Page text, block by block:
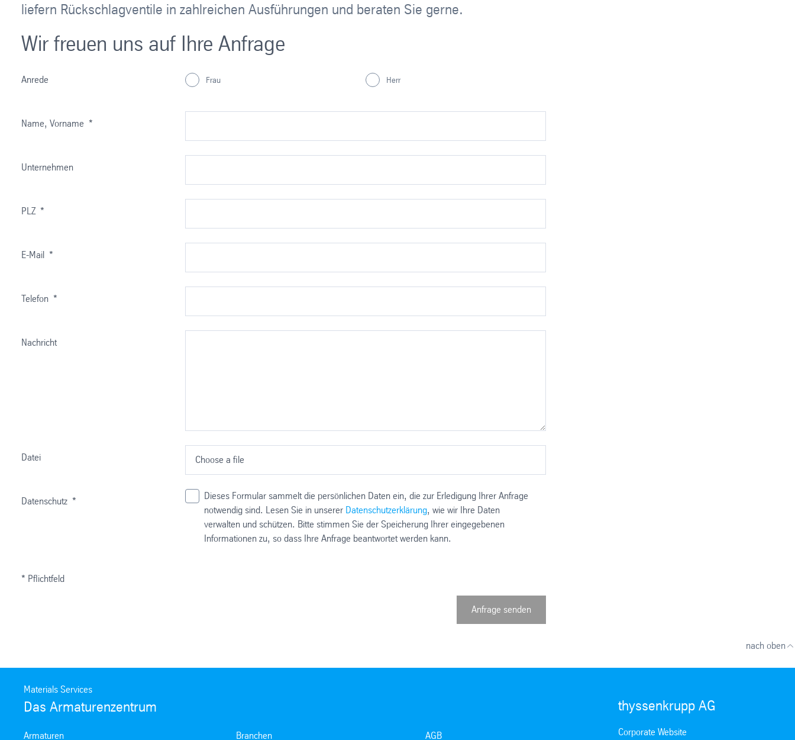
liefern Rückschlagventile in zahlreichen Ausführungen und beraten Sie gerne.
Wir freuen uns auf Ihre Anfrage
Anrede Frau Herr
Name, Vorname *
Unternehmen
PLZ *
E-Mail *
Telefon *
Nachricht
Datei Choose a file
Datenschutz *
Dieses Formular sammelt die persönlichen Daten ein, die zur Erledigung Ihrer Anfrage
notwendig sind. Lesen Sie in unserer Datenschutzerklärung, wie wir Ihre Daten
verwalten und schützen. Bitte stimmen Sie der Speicherung Ihrer eingegebenen
Informationen zu, so dass Ihre Anfrage beantwortet werden kann.
* Pflichtfeld
Anfrage senden
nach oben
Materials Services
Das Armaturenzentrum
Armaturen Branchen AGB
thyssenkrupp AG
Corporate Website